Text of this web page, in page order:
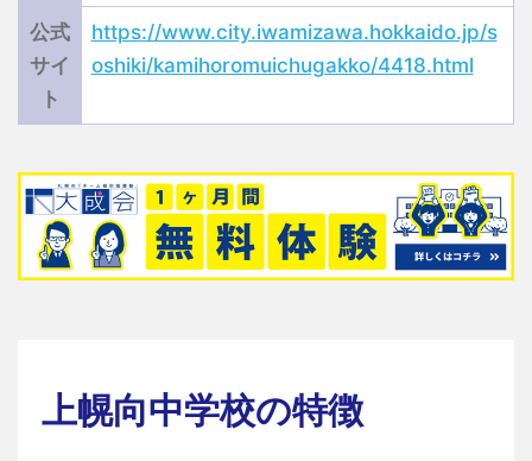
公式
サイ
ト
https://www.city.iwamizawa.hokkaido.jp/s
oshiki/kamihoromuichugakko/4418.html
上幌向中学校の特徴